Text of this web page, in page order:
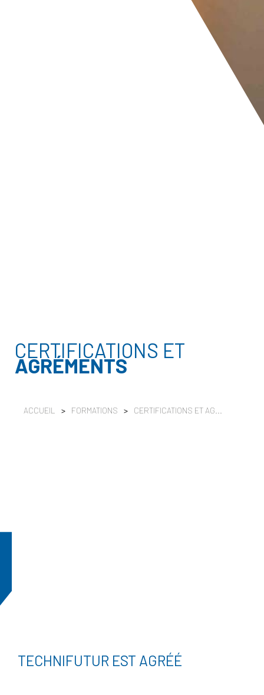
CERTIFICATIONS ET
AGRÉMENTS
ACCUEIL > FORMATIONS > CERTIFICATIONS ET AG...
TECHNIFUTUR EST AGRÉÉ